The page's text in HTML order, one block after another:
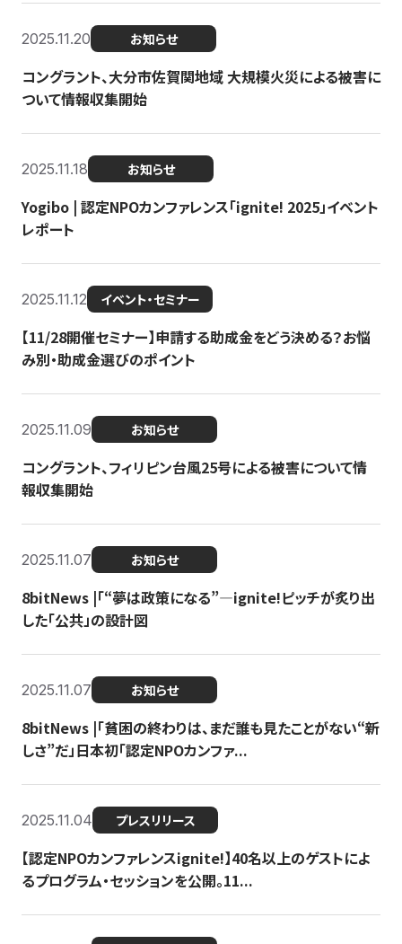
2025.11.20 お知らせ
コングラント、大分市佐賀関地域 大規模火災による被害に
ついて情報収集開始
2025.11.18 お知らせ
Yogibo | 認定NPOカンファレンス「ignite! 2025」イベント
レポート
2025.11.12 イベント・セミナー
【11/28開催セミナー】申請する助成金をどう決める？お悩
み別・助成金選びのポイント
2025.11.09 お知らせ
コングラント、フィリピン台風25号による被害について情
報収集開始
2025.11.07 お知らせ
8bitNews |「“夢は政策になる”—ignite!ピッチが炙り出
した「公共」の設計図
2025.11.07 お知らせ
8bitNews |「貧困の終わりは、まだ誰も見たことがない“新
しさ”だ」日本初「認定NPOカンファ...
2025.11.04 プレスリリース
【認定NPOカンファレンスignite!】40名以上のゲストによ
るプログラム・セッションを公開。11...